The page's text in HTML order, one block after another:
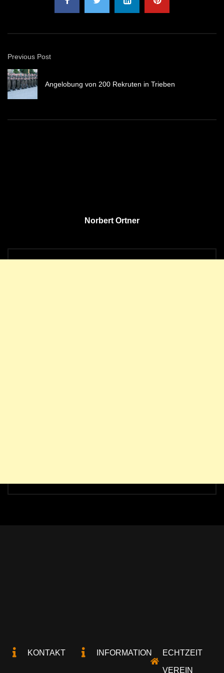
Previous Post
Angelobung von 200 Rekruten in Trieben
Norbert Ortner
KONTAKT INFORMATION ECHTZEIT
VEREIN